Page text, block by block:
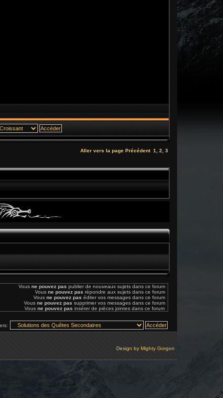
Aller vers la page Précédent 1 2 3
Vous ne pouvez pas publier de nouveaux sujets dans ce forum
Vous ne pouvez pas répondre aux sujets dans ce forum
Vous ne pouvez pas éditer vos messages dans ce forum
Vous ne pouvez pas supprimer vos messages dans ce forum
Vous ne pouvez pas insérer de pièces jointes dans ce forum
Design by Mighty Gorgon